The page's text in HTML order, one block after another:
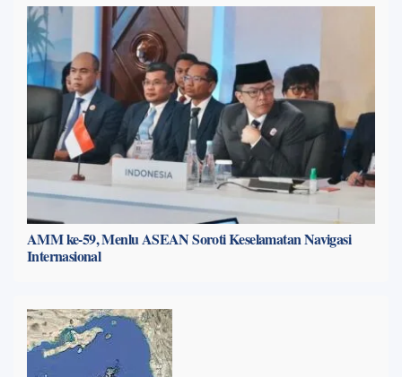
AMM ke-59, Menlu ASEAN Soroti Keselamatan Navigasi
Internasional